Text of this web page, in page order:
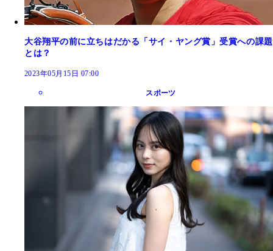
大谷翔平の前に立ちはだかる「サイ・ヤング賞」受賞への課題
とは？
2023年05月15日 07:00
スポーツ